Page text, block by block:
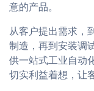
意的产品。
从客户提出需求，
制造，再到安装调
供一站式工业自动
切实利益着想，让